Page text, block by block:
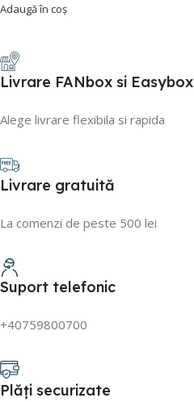
Adaugă în coș
Livrare FANbox si Easybox
Alege livrare flexibila si rapida
Livrare gratuită
La comenzi de peste 500 lei
Suport telefonic
+40759800700
Plăți securizate